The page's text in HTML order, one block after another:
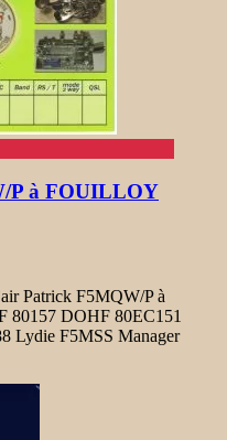
P à FOUILLOY
Patrick F5MQW/P à
80157 DOHF 80EC151
Lydie F5MSS Manager